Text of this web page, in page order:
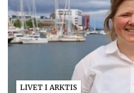
LIVET I ARKTIS